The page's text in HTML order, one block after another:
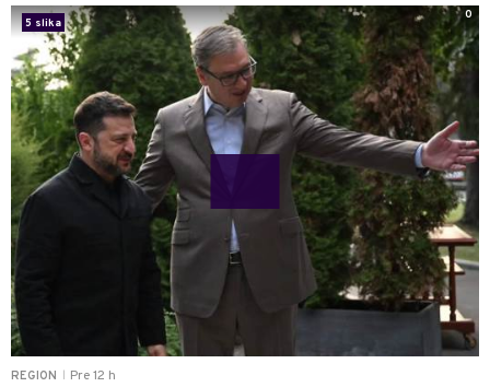
REGION Pre 12 h
5 slika
0